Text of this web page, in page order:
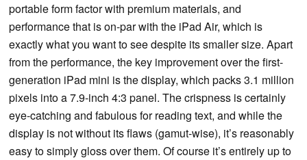
portable form factor with premium materials, and
performance that is on-par with the iPad Air, which is
exactly what you want to see despite its smaller size. Apart
from the performance, the key improvement over the first-
generation iPad mini is the display, which packs 3.1 million
pixels into a 7.9-inch 4:3 panel. The crispness is certainly
eye-catching and fabulous for reading text, and while the
display is not without its flaws (gamut-wise), it’s reasonably
easy to simply gloss over them. Of course it’s entirely up to